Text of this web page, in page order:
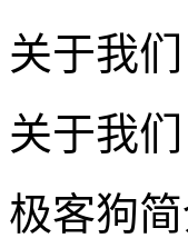
关于我们
关于我们
极客狗